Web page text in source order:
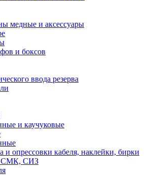
медные и аксессуары
и боксов
ввода резерва
и каучуковые
и опрессовки кабеля, наклейки, бирки
СМК, СИЗ